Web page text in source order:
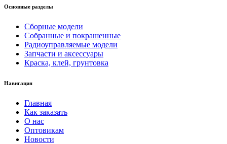
Основные разделы
Сборные модели
Собранные и покрашенные
Радиоуправляемые модели
Запчасти и аксессуары
Краска, клей, грунтовка
Навигация
Главная
Как заказать
О нас
Оптовикам
Новости